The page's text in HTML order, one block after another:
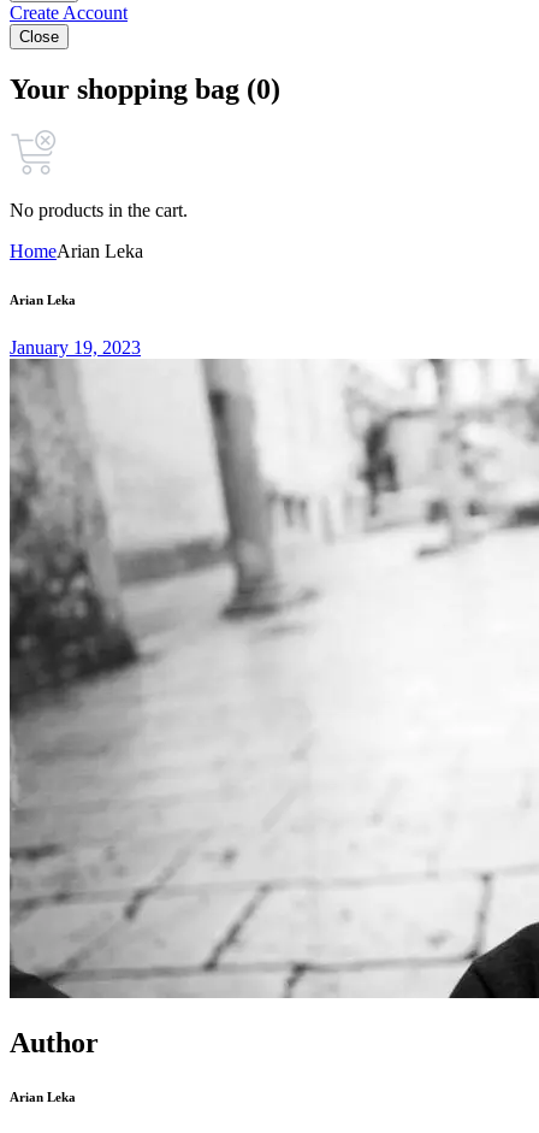
Create Account
Close
Your shopping bag (0)
No products in the cart.
HomeArian Leka
Arian Leka
January 19, 2023
Author
Arian Leka